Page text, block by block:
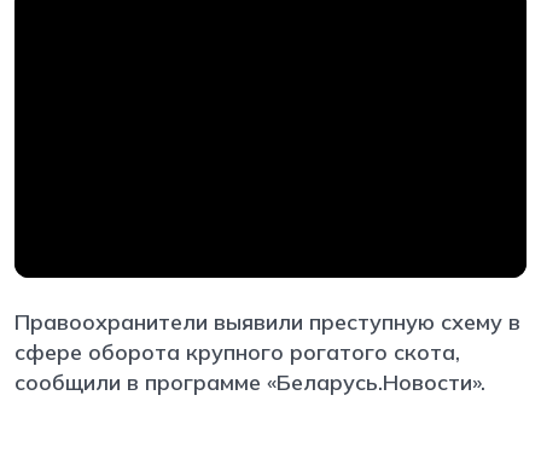
Правоохранители выявили преступную схему в
сфере оборота крупного рогатого скота,
сообщили в программе «Беларусь.Новости».